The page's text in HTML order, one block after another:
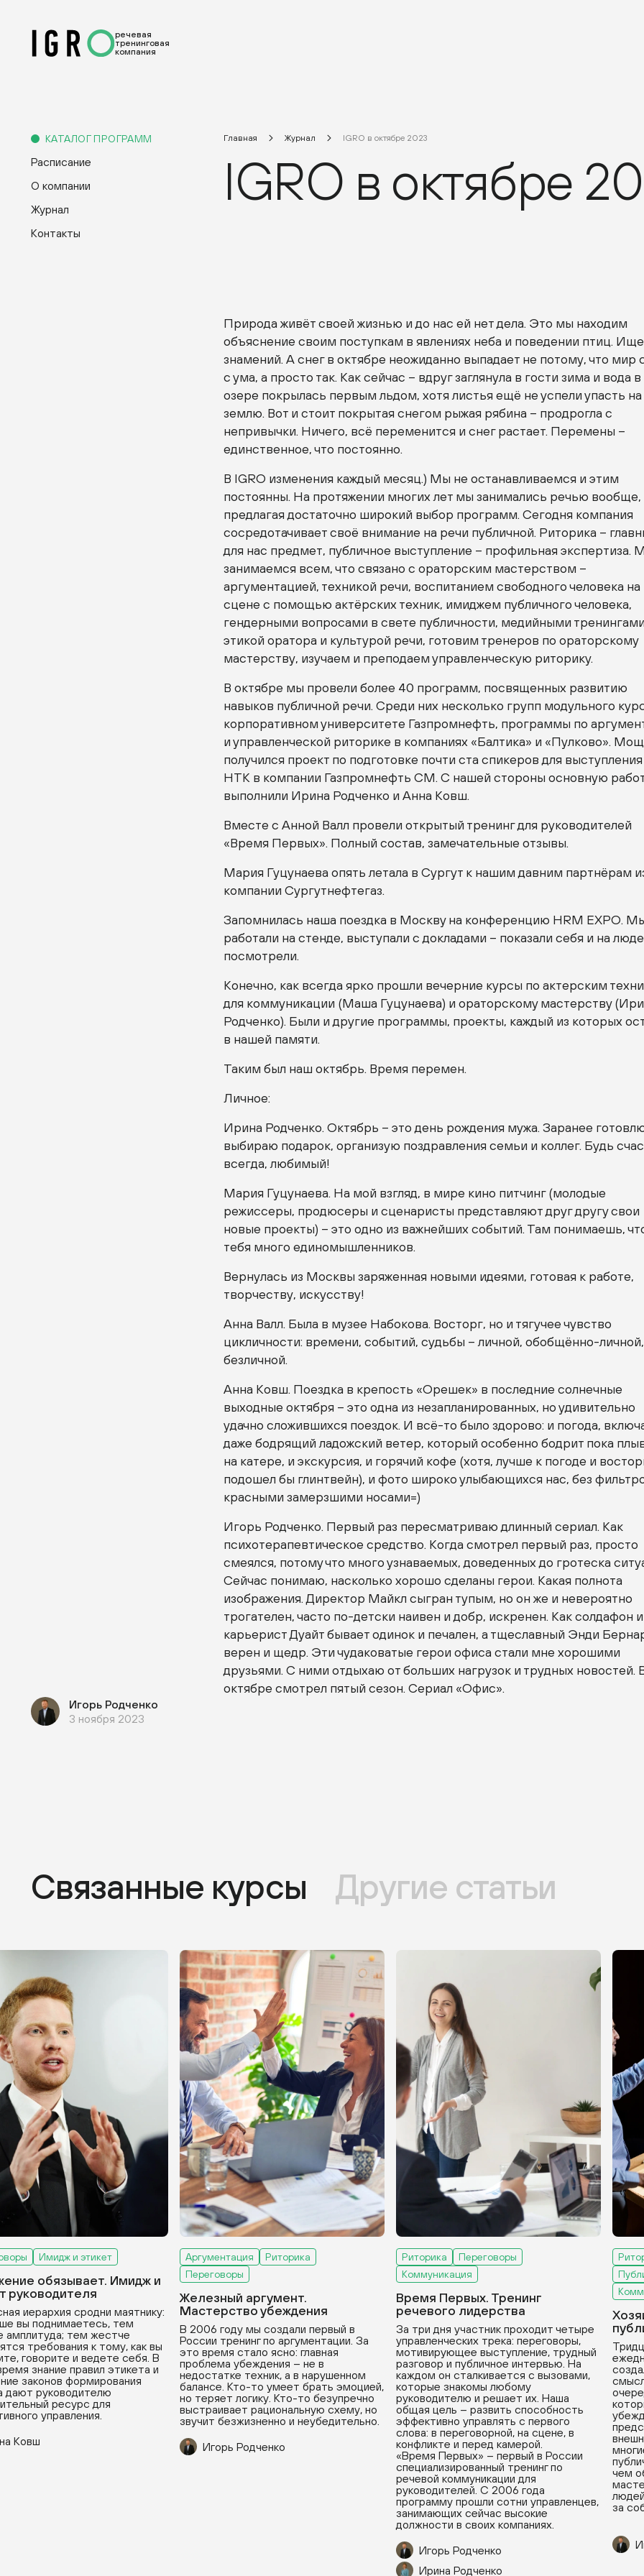
речевая
тренинговая
компания
КАТАЛОГ ПРОГРАММ
Расписание
О компании
Журнал
Контакты
Главная Журнал IGRO в октябре 2023
IGRO в октябре
Природа живёт своей жизнью и до нас ей нет дела. Это мы находим
объяснение своим поступкам в явлениях неба и поведении птиц.
знамений. А снег в октябре неожиданно выпадает не потому, что мир
с ума, а просто так. Как сейчас – вдруг заглянула в гости зима и вода в
озере покрылась первым льдом, хотя листья ещё не успели упасть на
землю. Вот и стоит покрытая снегом рыжая рябина – продрогла с
непривычки. Ничего, всё переменится и снег растает. Перемены –
единственное, что постоянно.
В IGRO изменения каждый месяц.) Мы не останавливаемся и этим
постоянны. На протяжении многих лет мы занимались речью вообще,
предлагая достаточно широкий выбор программ. Сегодня компания
сосредотачивает своё внимание на речи публичной. Риторика –
для нас предмет, публичное выступление – профильная экспертиза.
занимаемся всем, что связано с ораторским мастерством –
аргументацией, техникой речи, воспитанием свободного человека на
сцене с помощью актёрских техник, имиджем публичного человека,
гендерными вопросами в свете публичности, медийными
этикой оратора и культурой речи, готовим тренеров по ораторскому
мастерству, изучаем и преподаем управленческую риторику.
В октябре мы провели более 40 программ, посвященных развитию
навыков публичной речи. Среди них несколько групп модульного
корпоративном университете Газпромнефть, программы по
и управленческой риторике в компаниях «Балтика» и «Пулково».
получился проект по подготовке почти ста спикеров для
НТК в компании Газпромнефть СМ. С нашей стороны основную
выполнили Ирина Родченко и Анна Ковш.
Вместе с Анной Валл провели открытый тренинг для руководителей
«Время Первых». Полный состав, замечательные отзывы.
Мария Гуцунаева опять летала в Сургут к нашим давним партнёрам
компании Сургутнефтегаз.
Запомнилась наша поездка в Москву на конференцию HRM EXPO.
работали на стенде, выступали с докладами – показали себя и на
посмотрели.
Конечно, как всегда ярко прошли вечерние курсы по актерским
для коммуникации (Маша Гуцунаева) и ораторскому мастерству
Родченко). Были и другие программы, проекты, каждый из которых
в нашей памяти.
Таким был наш октябрь. Время перемен.
Личное:
Ирина Родченко. Октябрь – это день рождения мужа. Заранее
выбираю подарок, организую поздравления семьи и коллег. Будь
всегда, любимый!
Мария Гуцунаева. На мой взгляд, в мире кино питчинг (молодые
режиссеры, продюсеры и сценаристы представляют друг другу свои
новые проекты) – это одно из важнейших событий. Там понимаешь,
тебя много единомышленников.
Вернулась из Москвы заряженная новыми идеями, готовая к работе,
творчеству, искусству!
Анна Валл. Была в музее Набокова. Восторг, но и тягучее чувство
цикличности: времени, событий, судьбы – личной, обобщённо-личной,
безличной.
Анна Ковш. Поездка в крепость «Орешек» в последние солнечные
выходные октября – это одна из незапланированных, но удивительно
удачно сложившихся поездок. И всё-то было здорово: и погода,
даже бодрящий ладожский ветер, который особенно бодрит пока
на катере, и экскурсия, и горячий кофе (хотя, лучше к погоде и
подошел бы глинтвейн), и фото широко улыбающихся нас, без
красными замерзшими носами=)
Игорь Родченко. Первый раз пересматриваю длинный сериал. Как
психотерапевтическое средство. Когда смотрел первый раз, просто
смеялся, потому что много узнаваемых, доведенных до гротеска
Сейчас понимаю, насколько хорошо сделаны герои. Какая полнота
изображения. Директор Майкл сыгран тупым, но он же и невероятно
трогателен, часто по-детски наивен и добр, искренен. Как солдафон и
карьерист Дуайт бывает одинок и печален, а тщеславный Энди
верен и щедр. Эти чудаковатые герои офиса стали мне хорошими
друзьями. С ними отдыхаю от больших нагрузок и трудных новостей.
октябре смотрел пятый сезон. Сериал «Офис».
Игорь Родченко
3 ноября 2023
Связанные курсы Другие статьи
Имидж и этикет
обязывает. Имидж и
руководителя
иерархия сродни маятнику:
вы поднимаетесь, тем
амплитуда; тем жестче
требования к тому, как вы
говорите и ведете себя. В
знание правил этикета и
законов формирования
дают руководителю
ресурс для
управления.
Ковш
Аргументация
Риторика
Переговоры
Железный аргумент.
Мастерство убеждения
В 2006 году мы создали первый в
России тренинг по аргументации. За
это время стало ясно: главная
проблема убеждения – не в
недостатке техник, а в нарушенном
балансе. Кто-то умеет брать эмоцией,
но теряет логику. Кто-то безупречно
выстраивает рациональную схему, но
звучит безжизненно и неубедительно.
Игорь Родченко
Риторика
Переговоры
Коммуникация
Время Первых. Тренинг
речевого лидерства
За три дня участник проходит четыре
управленческих трека: переговоры,
мотивирующее выступление, трудный
разговор и публичное интервью. На
каждом он сталкивается с вызовами,
которые знакомы любому
руководителю и решает их. Наша
общая цель – развить способность
эффективно управлять с первого
слова: в переговорной, на сцене, в
конфликте и перед камерой.
«Время Первых» – первый в России
специализированный тренинг по
речевой коммуникации для
руководителей. С 2006 года
программу прошли сотни управленцев,
занимающих сейчас высокие
должности в своих компаниях.
Игорь Родченко
Ирина Родченко
чем
за